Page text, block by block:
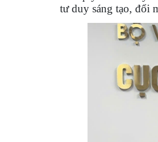
tư duy sáng tạo, đổi